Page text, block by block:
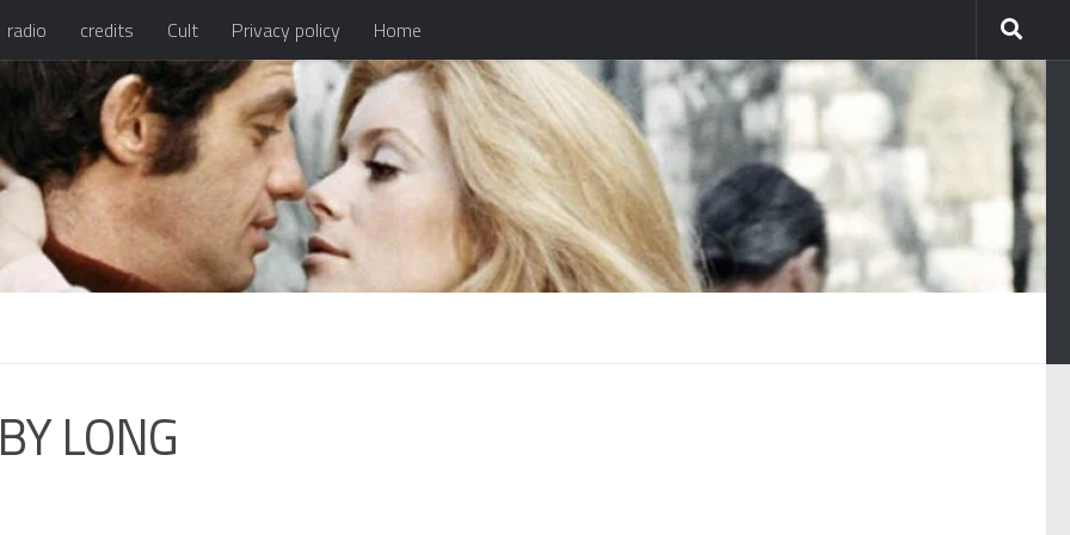
radio credits Cult Privacy policy Home
LONG